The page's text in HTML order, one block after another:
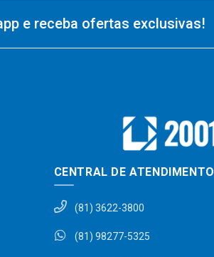
e receba ofertas exclusivas!
CENTRAL DE ATENDIMENTO
(81) 3622-3800
(81) 98277-5325